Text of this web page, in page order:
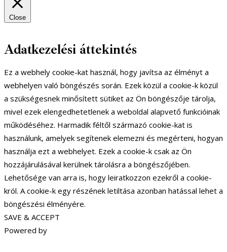
Close
Adatkezelési áttekintés
Ez a webhely cookie-kat használ, hogy javítsa az élményt a
webhelyen való böngészés során. Ezek közül a cookie-k közül
a szükségesnek minősített sütiket az Ön böngészője tárolja,
mivel ezek elengedhetetlenek a weboldal alapvető funkcióinak
működéséhez. Harmadik féltől származó cookie-kat is
használunk, amelyek segítenek elemezni és megérteni, hogyan
használja ezt a webhelyet. Ezek a cookie-k csak az Ön
hozzájárulásával kerülnek tárolásra a böngészőjében.
Lehetősége van arra is, hogy leiratkozzon ezekről a cookie-
król. A cookie-k egy részének letiltása azonban hatással lehet a
böngészési élményére.
SAVE & ACCEPT
Powered by